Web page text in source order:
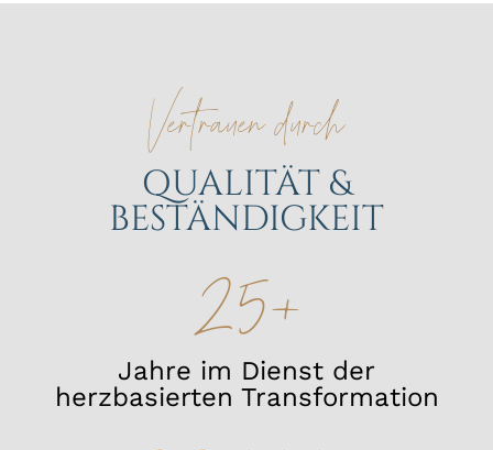
Vertrauen durch
QUALITÄT &
BESTÄNDIGKEIT
25+
Jahre im Dienst der
herzbasierten Transformation